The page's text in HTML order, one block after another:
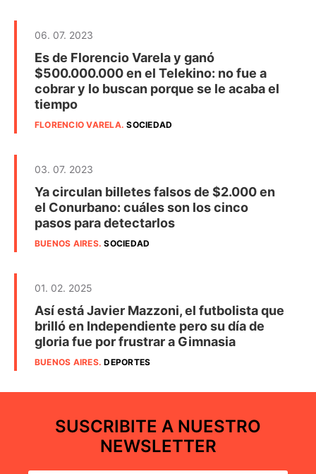
06. 07. 2023
Es de Florencio Varela y ganó
$500.000.000 en el Telekino: no fue a
cobrar y lo buscan porque se le acaba el
tiempo
FLORENCIO VARELA.SOCIEDAD
03. 07. 2023
Ya circulan billetes falsos de $2.000 en
el Conurbano: cuáles son los cinco
pasos para detectarlos
BUENOS AIRES.SOCIEDAD
01. 02. 2025
Así está Javier Mazzoni, el futbolista que
brilló en Independiente pero su día de
gloria fue por frustrar a Gimnasia
BUENOS AIRES.DEPORTES
SUSCRIBITE A NUESTRO
NEWSLETTER